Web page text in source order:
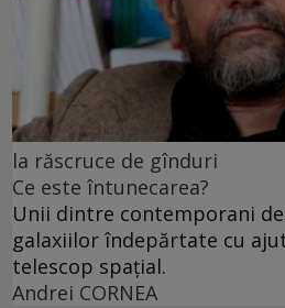
la răscruce de gînduri
Ce este întunecarea?
Unii dintre contemporani
galaxiilor îndepărtate cu
telescop spațial.
Andrei CORNEA